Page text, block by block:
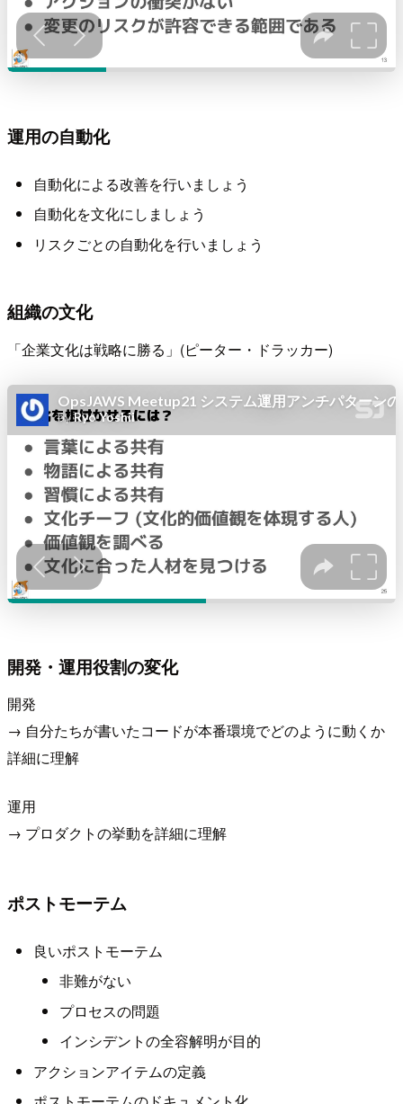
運用の自動化
自動化による改善を行いましょう
自動化を文化にしましょう
リスクごとの自動化を行いましょう
組織の文化
「企業文化は戦略に勝る」(ピーター・ドラッカー)
開発・運用役割の変化
開発
→ 自分たちが書いたコードが本番環境でどのように動くか
詳細に理解
運用
→ プロダクトの挙動を詳細に理解
ポストモーテム
良いポストモーテム
非難がない
プロセスの問題
インシデントの全容解明が目的
アクションアイテムの定義